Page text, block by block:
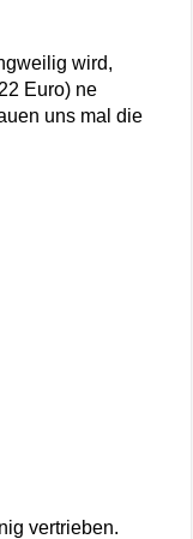
wird,
Euro) ne
uns mal die
vertrieben.